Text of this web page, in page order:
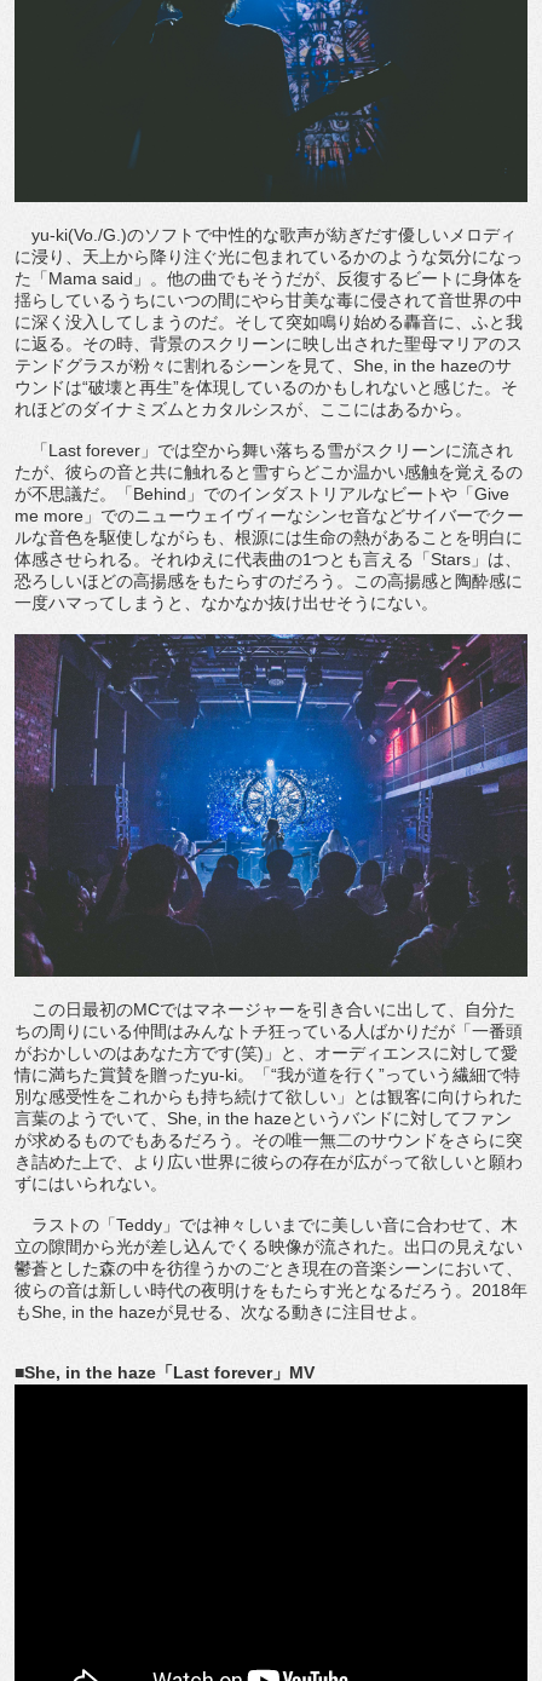
yu-ki(Vo./G.)のソフトで中性的な歌声が紡ぎだす優しいメロディ
に浸り、天上から降り注ぐ光に包まれているかのような気分になっ
た「Mama said」。他の曲でもそうだが、反復するビートに身体を
揺らしているうちにいつの間にやら甘美な毒に侵されて音世界の中
に深く没入してしまうのだ。そして突如鳴り始める轟音に、ふと我
に返る。その時、背景のスクリーンに映し出された聖母マリアのス
テンドグラスが粉々に割れるシーンを見て、She, in the hazeのサ
ウンドは“破壊と再生”を体現しているのかもしれないと感じた。そ
れほどのダイナミズムとカタルシスが、ここにはあるから。
「Last forever」では空から舞い落ちる雪がスクリーンに流され
たが、彼らの音と共に触れると雪すらどこか温かい感触を覚えるの
が不思議だ。「Behind」でのインダストリアルなビートや「Give
me more」でのニューウェイヴィーなシンセ音などサイバーでクー
ルな音色を駆使しながらも、根源には生命の熱があることを明白に
体感させられる。それゆえに代表曲の1つとも言える「Stars」は、
恐ろしいほどの高揚感をもたらすのだろう。この高揚感と陶酔感に
一度ハマってしまうと、なかなか抜け出せそうにない。
この日最初のMCではマネージャーを引き合いに出して、自分た
ちの周りにいる仲間はみんなトチ狂っている人ばかりだが「一番頭
がおかしいのはあなた方です(笑)」と、オーディエンスに対して愛
情に満ちた賞賛を贈ったyu-ki。「“我が道を行く”っていう繊細で特
別な感受性をこれからも持ち続けて欲しい」とは観客に向けられた
言葉のようでいて、She, in the hazeというバンドに対してファン
が求めるものでもあるだろう。その唯一無二のサウンドをさらに突
き詰めた上で、より広い世界に彼らの存在が広がって欲しいと願わ
ずにはいられない。
ラストの「Teddy」では神々しいまでに美しい音に合わせて、木
立の隙間から光が差し込んでくる映像が流された。出口の見えない
鬱蒼とした森の中を彷徨うかのごとき現在の音楽シーンにおいて、
彼らの音は新しい時代の夜明けをもたらす光となるだろう。2018年
もShe, in the hazeが見せる、次なる動きに注目せよ。
■She, in the haze「Last forever」MV